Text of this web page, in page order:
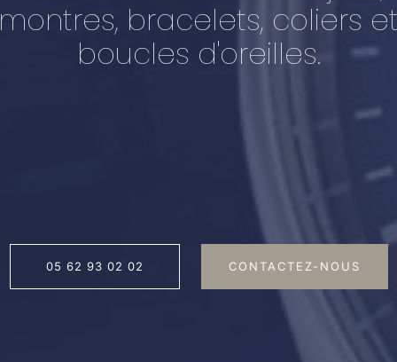
montres, bracelets, coliers
boucles d'oreilles.
05 62 93 02 02 CONTACTEZ-NOUS